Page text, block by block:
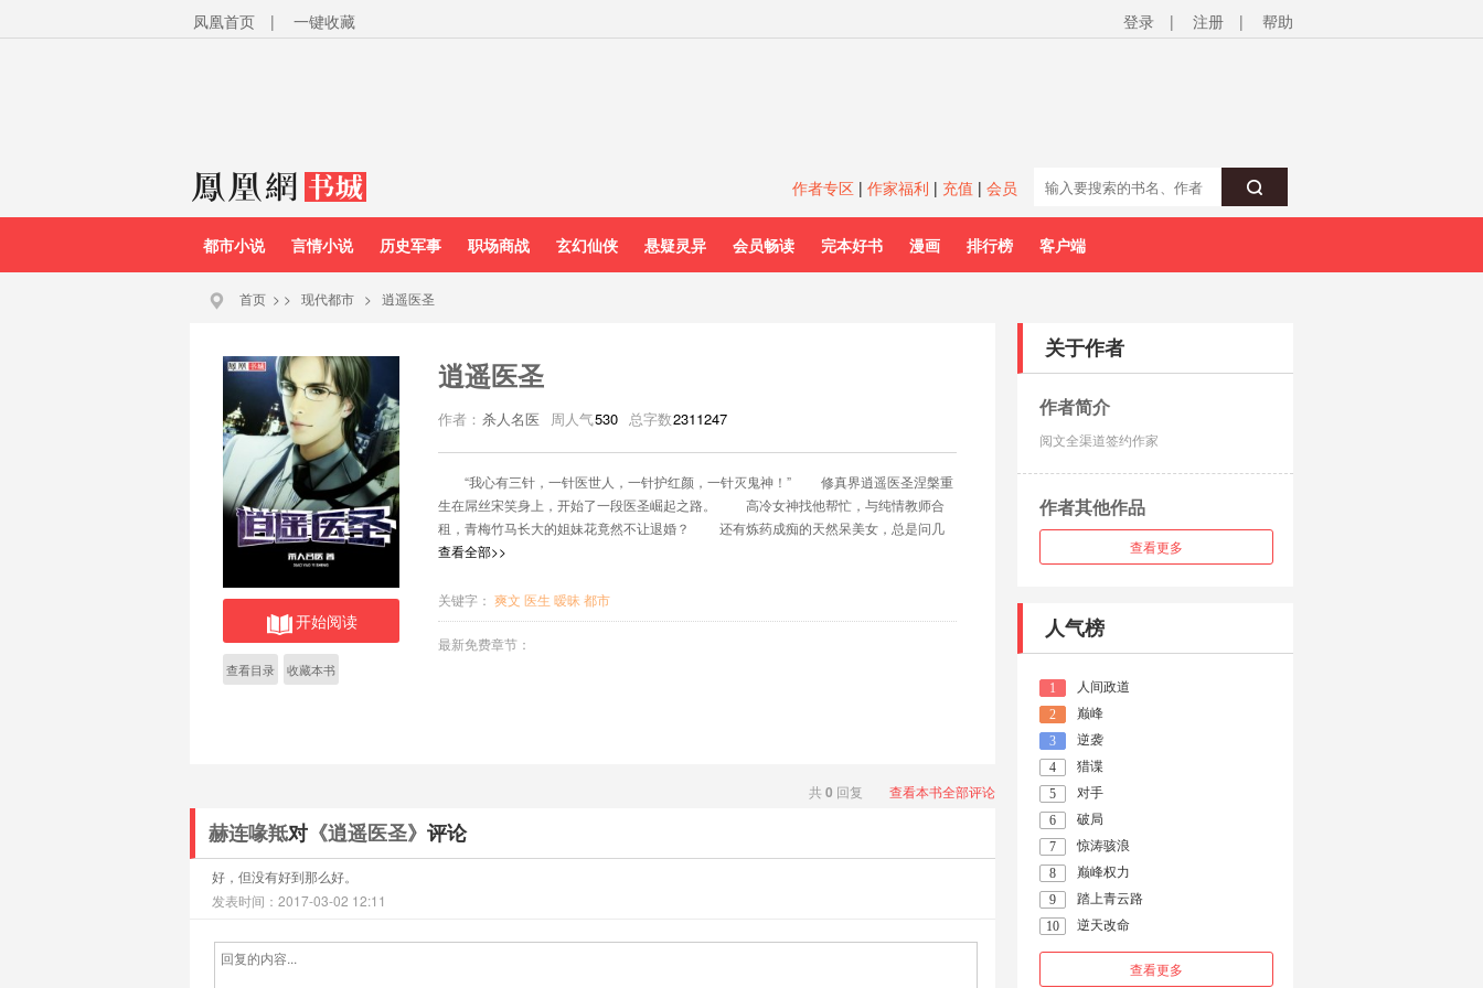
登录 | 注册 | 帮助
凤凰首页 | 一键收藏
作者专区 | 作家福利 | 充值 | 会员
都市小说 言情小说 历史军事 职场商战 玄幻仙侠 悬疑灵异 会员畅读 完本好书 漫画 排行榜 客户端
首页 > > 现代都市 > 逍遥医圣
开始阅读
查看目录 收藏本书
逍遥医圣
作者： 杀人名医 周人气530 总字数2311247
“我心有三针，一针医世人，一针护红颜，一针灭鬼神！” 修真界逍遥医圣涅槃重
生在屌丝宋笑身上，开始了一段医圣崛起之路。 高冷女神找他帮忙，与纯情教师合
租，青梅竹马长大的姐妹花竟然不让退婚？ 还有炼药成痴的天然呆美女，总是问几
个萌萌哒的问题。 宋笑只想一心杀回修真界，却不想，站在巅峰后。 却已经独
查看全部>>
关键字： 爽文 医生 暧昧 都市
最新免费章节：
查看本书全部评论
共0 回复
赫连喙羝对 《逍遥医圣》 评论
好，但没有好到那么好。
发表时间：2017-03-02 12:11
关于作者
作者简介
阅文全渠道签约作家
作者其他作品
查看更多
人气榜
1 人间政道
2 巅峰
3 逆袭
4 猎谍
5 对手
6 破局
7 惊涛骇浪
8 巅峰权力
9 踏上青云路
10 逆天改命
查看更多